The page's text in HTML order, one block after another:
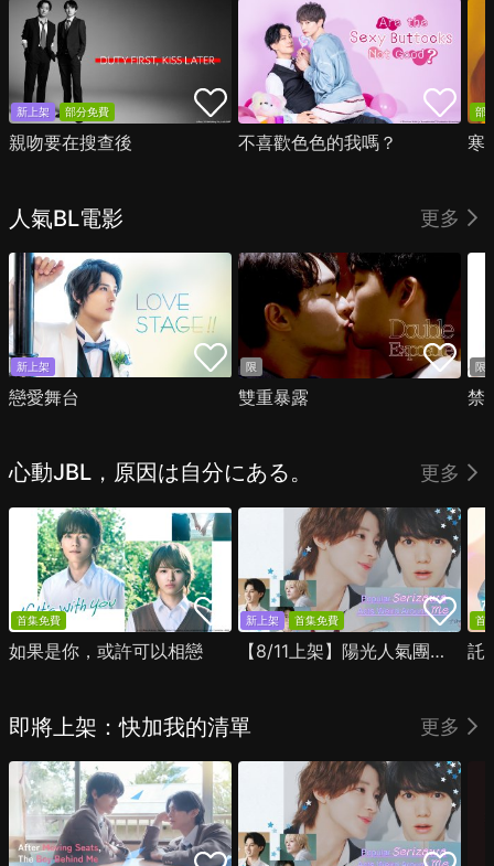
新上架 部分免費
親吻要在搜查後 不喜歡色色的我嗎？
部
寒
人氣BL電影 更多
新上架
戀愛舞台
限
雙重暴露
限
禁
心動JBL，原因は自分にある。 更多
首集免費
如果是你，或許可以相戀
新上架 首集免費
【8/11上架】陽光人氣團中的芹澤，在我面前卻有點不對勁
首
託
即將上架：快加我的清單 更多